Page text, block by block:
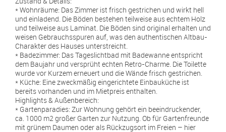
* Wohnräume: Das Zimmer ist frisch gestrichen und wirkt hell
und einladend. Die Böden bestehen teilweise aus echtem Holz
und teilweise aus Laminat. Die Böden sind original erhalten und
weisen Gebrauchsspuren auf, was den authentischen Altbau-
Charakter des Hauses unterstreicht.
* Badezimmer: Das Tageslichtbad mit Badewanne entspricht
dem Baujahr und versprüht echten Retro-Charme. Die Toilette
wurde vor Kurzem erneuert und die Wände frisch gestrichen.
* Küche: Eine zweckmäßig eingerichtete Einbauküche ist
bereits vorhanden und im Mietpreis enthalten.
Highlights & Außenbereich:
* Gartenparadies: Zur Wohnung gehört ein beeindruckender,
ca. 1000 m2 großer Garten zur Nutzung. Ob für Gartenfreunde
mit grünem Daumen oder als Rückzugsort im Freien – hier